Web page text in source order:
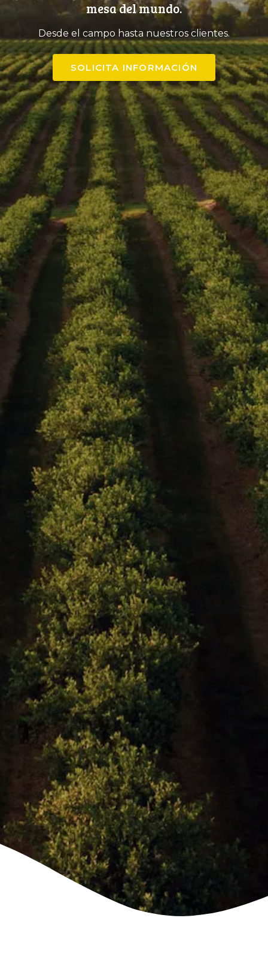
mesa del mundo.
Desde el campo hasta nuestros clientes.
SOLICITA INFORMACIÓN